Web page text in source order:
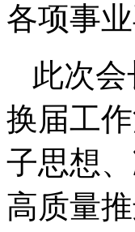
各项事
此次
换届工
子思想
高质量